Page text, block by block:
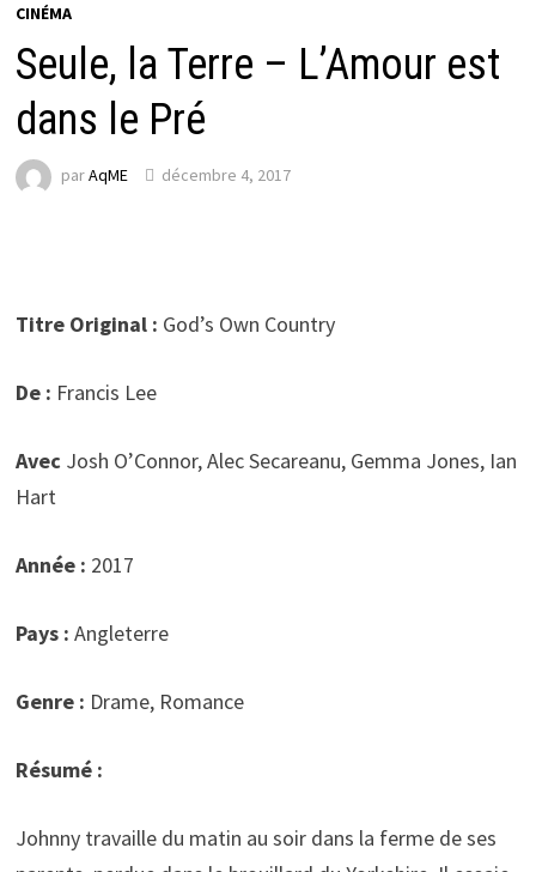
CINÉMA
Seule, la Terre – L’Amour est
dans le Pré
parAqME décembre 4, 2017
Titre Original : God’s Own Country
De : Francis Lee
Avec Josh O’Connor, Alec Secareanu, Gemma Jones, Ian
Hart
Année : 2017
Pays : Angleterre
Genre : Drame, Romance
Résumé :
Johnny travaille du matin au soir dans la ferme de ses